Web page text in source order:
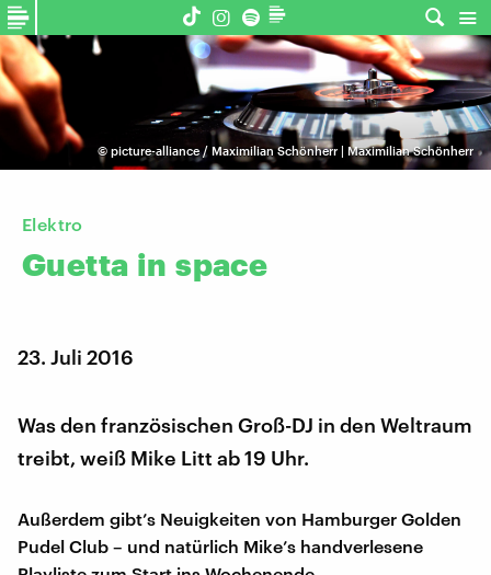
© picture-alliance / Maximilian Schönherr | Maximilian Schönherr
Elektro
Guetta in space
23. Juli 2016
Was den französischen Groß-DJ in den Weltraum
treibt, weiß Mike Litt ab 19 Uhr.
Außerdem gibt’s Neuigkeiten von Hamburger Golden
Pudel Club – und natürlich Mike’s handverlesene